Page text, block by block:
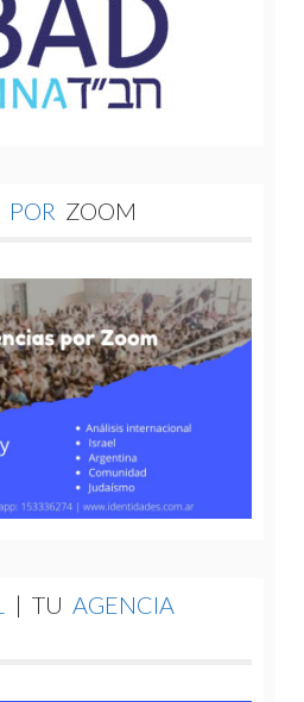
POR ZOOM
| TU AGENCIA